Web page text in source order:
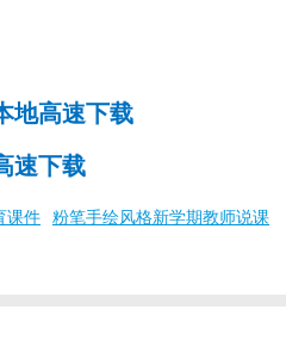
地高速下载
速下载
课件
粉笔手绘风格新学期教师说课